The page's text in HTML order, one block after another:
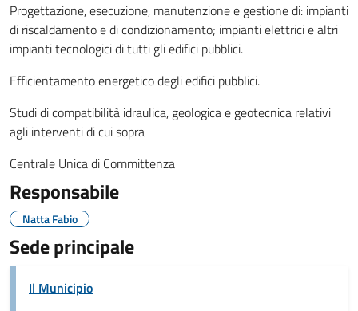
Progettazione, esecuzione, manutenzione e gestione di: impianti
di riscaldamento e di condizionamento; impianti elettrici e altri
impianti tecnologici di tutti gli edifici pubblici.
Efficientamento energetico degli edifici pubblici.
Studi di compatibilità idraulica, geologica e geotecnica relativi
agli interventi di cui sopra
Centrale Unica di Committenza
Responsabile
Natta Fabio
Sede principale
Il Municipio